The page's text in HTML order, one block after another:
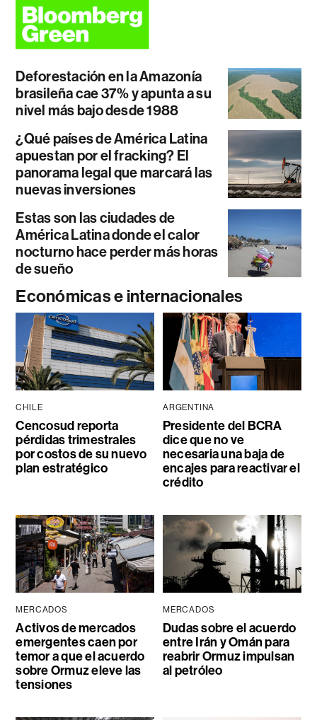
Deforestación en la Amazonía
brasileña cae 37% y apunta a su
nivel más bajo desde 1988
¿Qué países de América Latina
apuestan por el fracking? El
panorama legal que marcará las
nuevas inversiones
Estas son las ciudades de
América Latina donde el calor
nocturno hace perder más horas
de sueño
Económicas e internacionales
CHILE
Cencosud reporta
pérdidas trimestrales
por costos de su nuevo
plan estratégico
ARGENTINA
Presidente del BCRA
dice que no ve
necesaria una baja de
encajes para reactivar el
crédito
MERCADOS
Activos de mercados
emergentes caen por
temor a que el acuerdo
sobre Ormuz eleve las
tensiones
MERCADOS
Dudas sobre el acuerdo
entre Irán y Omán para
reabrir Ormuz impulsan
al petróleo